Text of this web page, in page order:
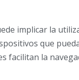
implicar la
que
facilitan la